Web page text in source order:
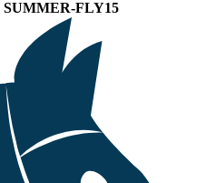
SUMMER-FLY15